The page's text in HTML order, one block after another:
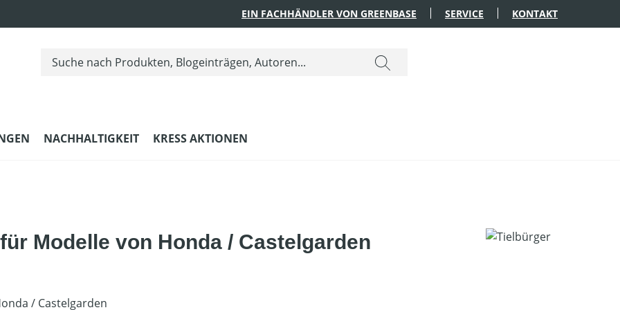
EIN FACHHÄNDLER VON GREENBASE SERVICE KONTAKT
NACHHALTIGKEIT KRESS AKTIONEN
Modelle von Honda / Castelgarden